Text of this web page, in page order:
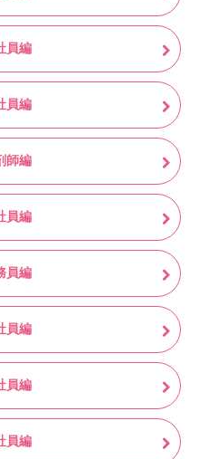
員編
員編
師編
員編
員編
員編
員編
員編